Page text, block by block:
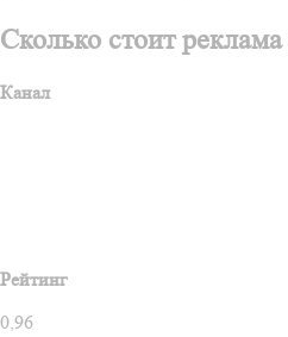
Сколько стоит
Канал
Рейтинг
0,96